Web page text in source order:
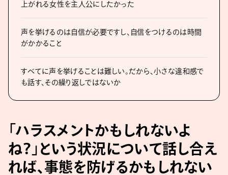
上がれる女性を主人公にしたかった
声を挙げるのは自信が必要ですし、自信をつけるのは時間
がかかること
すべてに声を挙げることは難しい。だから、小さな違和感で
も話す、その繰り返しではないか
「ハラスメントかもしれないよ
ね？」という状況について話し合え
れば、事態を防げるかもしれない